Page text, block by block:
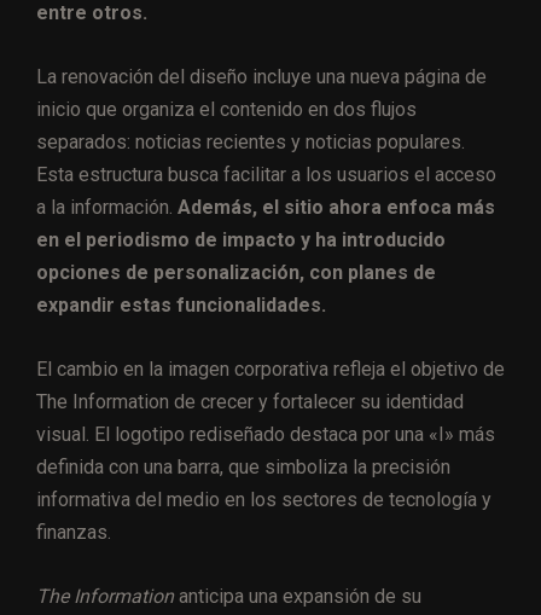
entre otros.
La renovación del diseño incluye una nueva página de
inicio que organiza el contenido en dos flujos
separados: noticias recientes y noticias populares.
Esta estructura busca facilitar a los usuarios el acceso
a la información. Además, el sitio ahora enfoca más
en el periodismo de impacto y ha introducido
opciones de personalización, con planes de
expandir estas funcionalidades.
El cambio en la imagen corporativa refleja el objetivo de
The Information de crecer y fortalecer su identidad
visual. El logotipo rediseñado destaca por una «I» más
definida con una barra, que simboliza la precisión
informativa del medio en los sectores de tecnología y
finanzas.
The Informationanticipa una expansión de su